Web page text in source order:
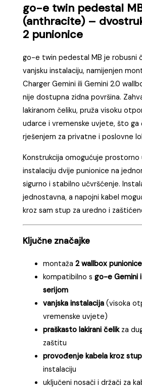
go-e twin pedestal
(anthracite) –
2 punionice
go-e twin pedestal MB je robusni
vanjsku instalaciju, namijenjen
Charger Gemini ili Gemini 2.0
nije dostupna zidna površina.
lakiranom čeliku, pruža visoku
udarce i vremenske uvjete, što ga
rješenjem za privatne i poslovne
Konstrukcija omogućuje prostorno
instalaciju dvije punionice na
sigurno i stabilno učvršćenje.
jednostavna, a napojni kabel
kroz sam stup za uredno i
Ključne značajke
montaža2 wallbox
kompatibilno sgo-e Gemini
serijom
vanjska instalacija (visoka
vremenske uvjete)
praškasto lakirani čelikza
zaštitu
provođenje kabela kroz stup
instalaciju
uključeni nosači i držači za